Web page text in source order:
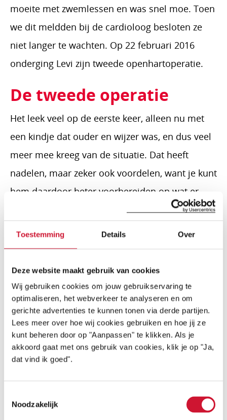
Toestemming Details Over
Deze website maakt gebruik van cookies
Wij gebruiken cookies om jouw gebruikservaring te
optimaliseren, het webverkeer te analyseren en om
gerichte advertenties te kunnen tonen via derde partijen.
Lees meer over hoe wij cookies gebruiken en hoe jij ze
kunt beheren door op "Aanpassen" te klikken. Als je
akkoord gaat met ons gebruik van cookies, klik je op "Ja,
dat vind ik goed".
Noodzakelijk
moeite met zwemlessen en was snel moe. Toen
we dit meldden bij de cardioloog besloten ze
niet langer te wachten. Op 22 februari 2016
onderging Levi zijn tweede openhartoperatie.
De tweede operatie
Het leek veel op de eerste keer, alleen nu met
een kindje dat ouder en wijzer was, en dus veel
meer mee kreeg van de situatie. Dat heeft
nadelen, maar zeker ook voordelen, want je kunt
hem daardoor beter voorbereiden op wat er
komen gaat. Alhoewel je sommige informatie
operatie is zonder complicaties verlopen, maar
de klep was helaas nog steeds vernauwd.
Litteken – een stoere
streep
De dagen na de operatie was Levi erg verdrietig,
had veel pijn en voelde zich helemaal niet meer
litteken van twee operaties.